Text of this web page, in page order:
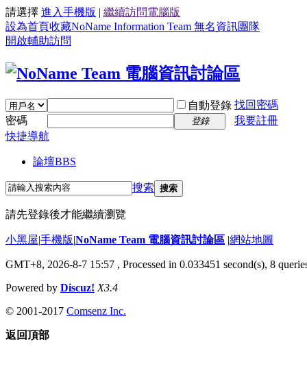
請選擇 進入手機版 | 繼續訪問電腦版
設為首頁收藏NoName Information Team 無名資訊團隊
開啟輔助訪問
自動登錄 找回密碼
密碼
登錄
我要註冊
快捷導航
論壇BBS
搜索 搜索
請先登錄後才能繼續瀏覽
小黑屋|手機版|NoName Team 電腦資訊討論區 |網站地圖
GMT+8, 2026-8-7 15:57 , Processed in 0.033451 second(s), 8
Powered by Discuz! X3.4
© 2001-2017 Comsenz Inc.
返回頂部